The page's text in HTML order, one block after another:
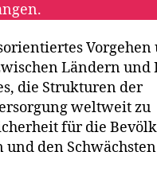
Vorgehen
Ländern und
die Strukturen der
weltweit zu
für die
den